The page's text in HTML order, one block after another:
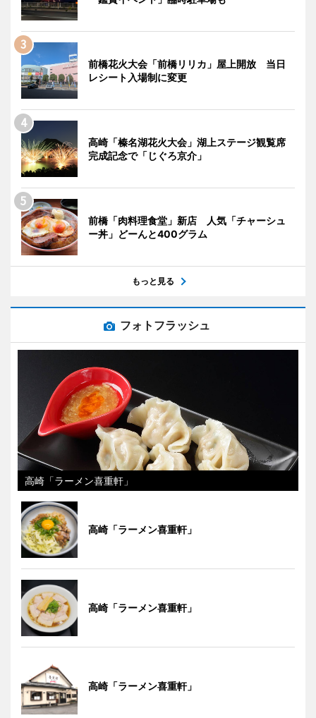
前橋花火大会「前橋リリカ」屋上開放 当日
レシート入場制に変更
高崎「榛名湖花火大会」湖上ステージ観覧席
完成記念で「じぐろ京介」
前橋「肉料理食堂」新店 人気「チャーシュ
ー丼」どーんと400グラム
もっと見る
フォトフラッシュ
高崎「ラーメン喜重軒」
高崎「ラーメン喜重軒」
高崎「ラーメン喜重軒」
高崎「ラーメン喜重軒」